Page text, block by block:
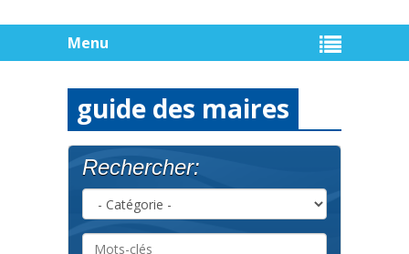
Menu
guide des maires
Rechercher: